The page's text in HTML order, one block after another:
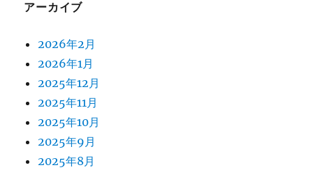
アーカイブ
2026年2月
2026年1月
2025年12月
2025年11月
2025年10月
2025年9月
2025年8月